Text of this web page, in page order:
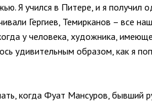
Я учился в Питере, и я получил
Гергиев, Темирканов – все
у человека, художника,
удивительным образом, как я
когда Фуат Мансуров, бывший